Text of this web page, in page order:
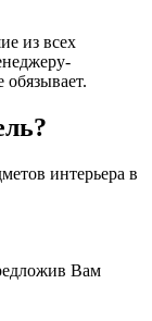
из всех
обязывает.
интерьера в
Вам